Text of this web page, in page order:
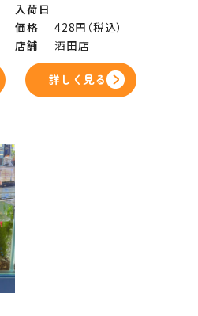
入荷日
価格
428円（税込）
店舗
酒田店
詳しく見る